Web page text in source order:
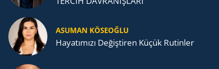
ASUMAN KÖSEOĞLU
Ha­ya­tı­mı­zı De­ğiş­ti­ren Küçük Ru­tin­ler